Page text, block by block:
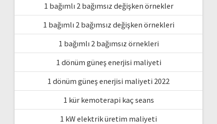
1 bağımlı 2 bağımsız değişken örnekler
1 bağımlı 2 bağımsız değişken örnekleri
1 bağımlı 2 bağımsız örnekleri
1 dönüm güneş enerjisi maliyeti
1 dönüm güneş enerjisi maliyeti 2022
1 kür kemoterapi kaç seans
1 kW elektrik üretim maliyeti